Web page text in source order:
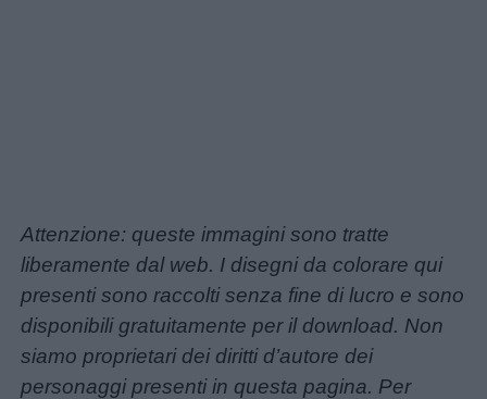
Attenzione: queste immagini sono tratte
liberamente dal web. I disegni da colorare qui
presenti sono raccolti senza fine di lucro e sono
disponibili gratuitamente per il download. Non
siamo proprietari dei diritti d’autore dei
personaggi presenti in questa pagina. Per